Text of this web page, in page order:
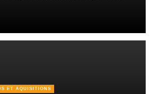
ET AQUISITIONS